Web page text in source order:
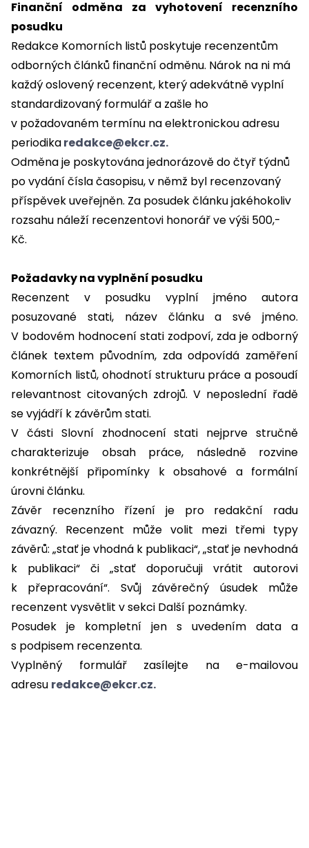
Finanční odměna za vyhotovení recenzního
posudku
Redakce Komorních listů poskytuje recenzentům
odborných článků finanční odměnu. Nárok na ni má
každý oslovený recenzent, který adekvátně vyplní
standardizovaný formulář a zašle ho
v požadovaném termínu na elektronickou adresu
periodikaredakce@ekcr.cz.
Odměna je poskytována jednorázově do čtyř týdnů
po vydání čísla časopisu, v němž byl recenzovaný
příspěvek uveřejněn. Za posudek článku jakéhokoliv
rozsahu náleží recenzentovi honorář ve výši 500,-
Kč.
Požadavky na vyplnění posudku
Recenzent v posudku vyplní jméno autora
posuzované stati, název článku a své jméno.
V bodovém hodnocení stati zodpoví, zda je odborný
článek textem původním, zda odpovídá zaměření
Komorních listů, ohodnotí strukturu práce a posoudí
relevantnost citovaných zdrojů. V neposlední řadě
se vyjádří k závěrům stati.
V části Slovní zhodnocení stati nejprve stručně
charakterizuje obsah práce, následně rozvine
konkrétnější připomínky k obsahové a formální
úrovni článku.
Závěr recenzního řízení je pro redakční radu
závazný. Recenzent může volit mezi třemi typy
závěrů: „stať je vhodná k publikaci“, „stať je nevhodná
k publikaci“ či „stať doporučuji vrátit autorovi
k přepracování“. Svůj závěrečný úsudek může
recenzent vysvětlit v sekci Další poznámky.
Posudek je kompletní jen s uvedením data a
s podpisem recenzenta.
Vyplněný formulář zasílejte na e-mailovou
adresu redakce@ekcr.cz.